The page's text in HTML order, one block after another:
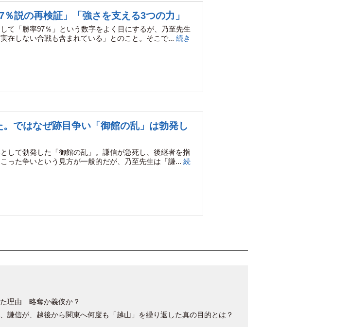
説の再検証」「強さを支える3つの力」
て「勝率97％」という数字をよく目にするが、乃至先生
在しない合戦も含まれている」とのこと。そこで... 続き
ではなぜ跡目争い「御館の乱」は勃発し
して勃発した「御館の乱」。謙信が急死し、後継者を指
った争いという見方が一般的だが、乃至先生は「謙... 続
た理由 略奪か義侠か？
謙信が、越後から関東へ何度も「越山」を繰り返した真の目的とは？